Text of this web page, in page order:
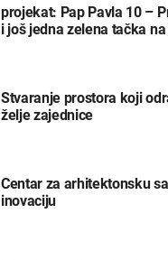
projekat: Pap Pavla 10 –
i još jedna zelena tačka
Stvaranje prostora koji
želje zajednice
Centar za arhitektonsku
inovaciju